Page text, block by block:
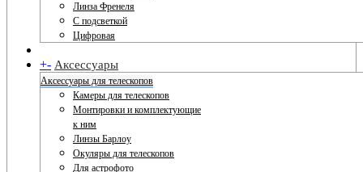
Линза Френеля
С подсветкой
Цифровая
+- Аксессуары
Аксессуары для телескопов
Камеры для телескопов
Монтировки и комплектующие
к ним
Линзы Барлоу
Окуляры для телескопов
Для астрофото